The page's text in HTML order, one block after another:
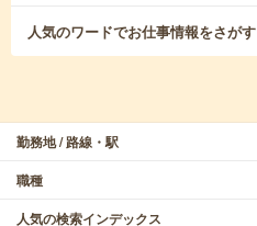
人気のワードでお仕事情報をさがす
勤務地 / 路線・駅
職種
人気の検索インデックス